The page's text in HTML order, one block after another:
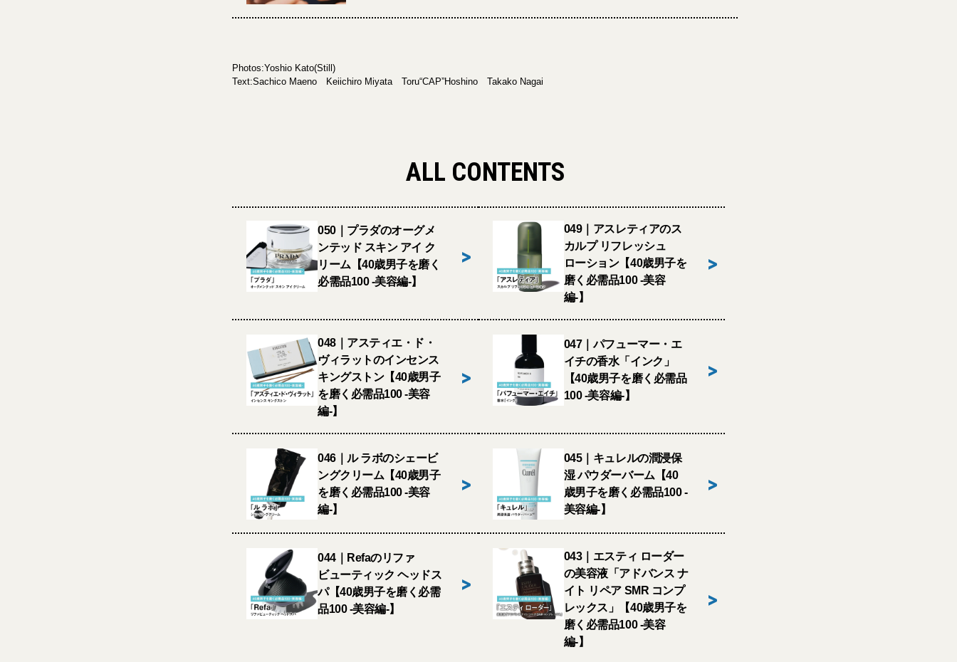
Photos:Yoshio Kato(Still)
Text:Sachico Maeno Keiichiro Miyata Toru“CAP”Hoshino Takako Nagai
ALL CONTENTS
050｜プラダのオーグメ
ンテッド スキン アイ ク
リーム【40歳男子を磨く
必需品100 -美容編-】
>
049｜アスレティアのス
カルプ リフレッシュ
ローション【40歳男子を
磨く必需品100 -美容
編-】
>
048｜アスティエ・ド・
ヴィラットのインセンス
キングストン【40歳男子
を磨く必需品100 -美容
編-】
>
047｜パフューマー・エ
イチの香水「インク」
【40歳男子を磨く必需品
100 -美容編-】
>
046｜ル ラボのシェービ
ングクリーム【40歳男子
を磨く必需品100 -美容
編-】
>
045｜キュレルの潤浸保
湿 パウダーバーム【40
歳男子を磨く必需品100 -
美容編-】
>
044｜Refaのリファ
ビューティック ヘッドス
パ【40歳男子を磨く必需
品100 -美容編-】
>
043｜エスティ ローダー
の美容液「アドバンス ナ
イト リペア SMR コンプ
レックス」【40歳男子を
磨く必需品100 -美容
編-】
>